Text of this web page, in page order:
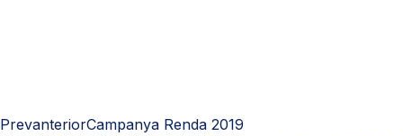
PrevanteriorCampanya Renda 2019